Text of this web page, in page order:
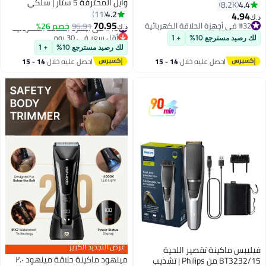
4.4
8.2K
د.ك‏4.94
#32 في أجهزة الحلاقة الكهربائية
#32 في أجهزة الحلاقة الكهربائية
لك رصيد مسترجع 10% + 1
احصل عليه خلال 14 - 15
ولاسلكي | مقص سحري أسود
ومحدد أسود | 3 مشط ملحقات
مقص متميز | 3 مشط ملحقات
محدد | 3 دبوس - دول مجلس
التعاون الخليجي
4.2
11
د.ك‏70.95
96.91خصم 26% #13 في أجهزة الحلاقة الكهربائية
أقل سعر في 30 يوم
#13 في أجهزة الحلاقة الكهربائية
لك رصيد مسترجع 10% + 1
احصل عليه خلال 14 - 15
فيليبس ماكينة تقصير اللحية
BT3232/15 من Philips | تشذيب
عرض التجديد الكبير
مينهود ماكينة حلاقة مينهود ٢.٠